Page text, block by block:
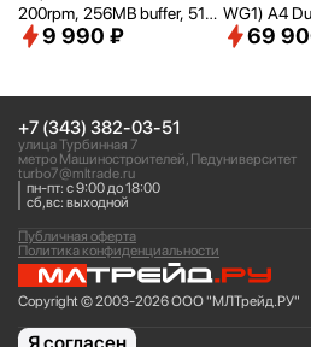
200rpm, 256MB buffer, 512
e, SMR, DT02ACA200
9 990 ₽
WG1) A4
рый69
+7 (343) 382-03-51
улица Турбинная 7
метро Машиностроителей, Педуниверситет
turbo7@mltrade.ru
пн-пт: с 9:00 до 18:00
сб,вс: выходной
Copyright © 2003-2026 ООО "МЛТрейд.РУ"
Политика конфиденциальности
Публичная оферта